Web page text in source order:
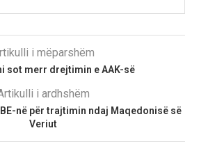
i mëparshëm
sot merr drejtimin e AAK-së
i ardhshëm
në për trajtimin ndaj Maqedonisë së
Veriut